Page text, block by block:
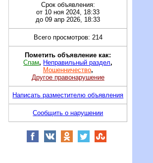
Срок объявления:
от 10 ноя 2024, 18:33
до 09 апр 2026, 18:33
Всего просмотров: 214
Пометить объявление как:
Спам, Неправильный раздел,
Мошенничество,
Другое правонарушение
Написать разместителю объявления
Сообщить о нарушении